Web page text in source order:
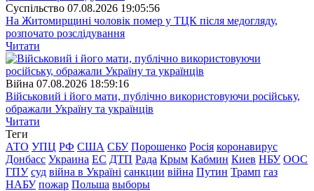
Суспiльство 07.08.2026 19:05:56
На Житомирщині чоловік помер у ТЦК після медогляду,
розпочато розслідування
Читати
Війна 07.08.2026 18:59:16
Військовий і його мати, публічно використовуючи російську,
ображали Україну та українців
Читати
Теги
АТО УПЦ РФ США СБУ Порошенко Росія коронавирус
Донбасс Украина ЕС ДТП Рада Крым Кабмин Киев НБУ ООС
ГПУ суд війна в Україні санкции війна Путин Трамп газ
НАБУ пожар Польша выборы